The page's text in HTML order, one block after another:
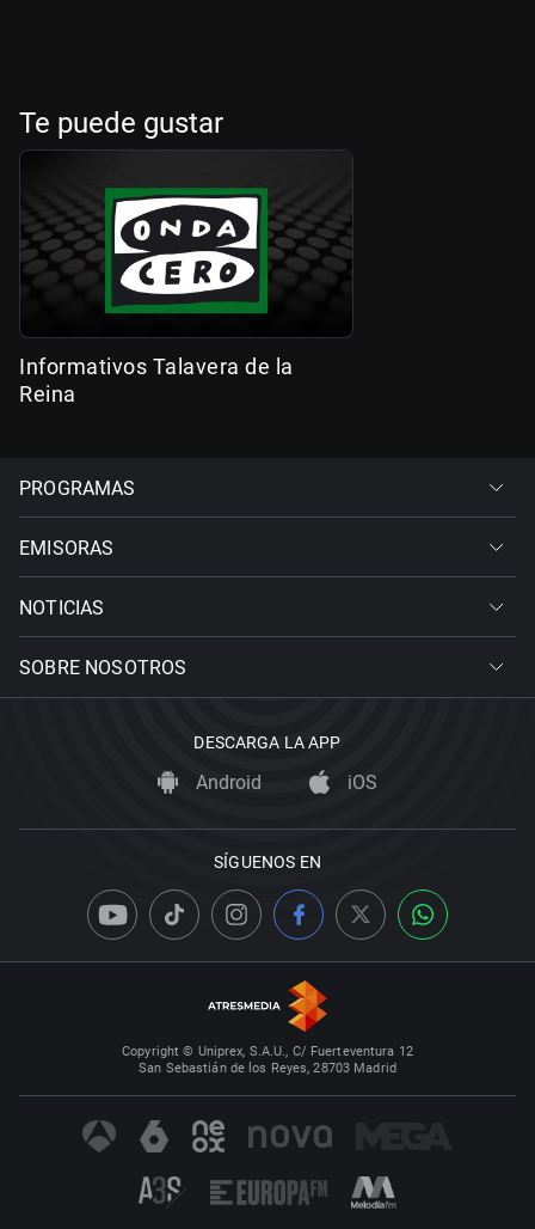
Te puede gustar
Informativos Talavera de la
Reina
PROGRAMAS
EMISORAS
NOTICIAS
SOBRE NOSOTROS
DESCARGA LA APP
Android iOS
SÍGUENOS EN
Copyright © Uniprex, S.A.U., C/ Fuerteventura 12
San Sebastián de los Reyes, 28703 Madrid